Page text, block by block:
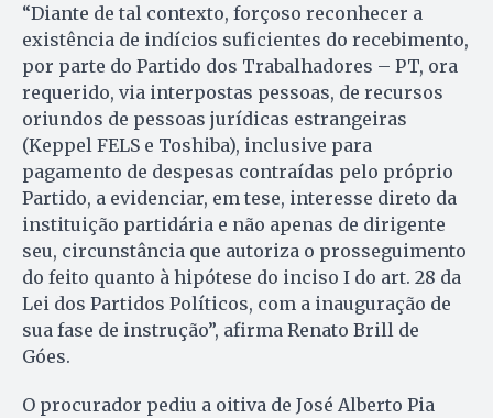
“Diante de tal contexto, forçoso reconhecer a
existência de indícios suficientes do recebimento,
por parte do Partido dos Trabalhadores – PT, ora
requerido, via interpostas pessoas, de recursos
oriundos de pessoas jurídicas estrangeiras
(Keppel FELS e Toshiba), inclusive para
pagamento de despesas contraídas pelo próprio
Partido, a evidenciar, em tese, interesse direto da
instituição partidária e não apenas de dirigente
seu, circunstância que autoriza o prosseguimento
do feito quanto à hipótese do inciso I do art. 28 da
Lei dos Partidos Políticos, com a inauguração de
sua fase de instrução”, afirma Renato Brill de
Góes.
O procurador pediu a oitiva de José Alberto Pia